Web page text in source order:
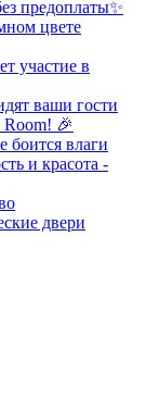
предоплаты✨
цвете
участие в
ваши гости
🎉
боится влаги
и красота -
двери